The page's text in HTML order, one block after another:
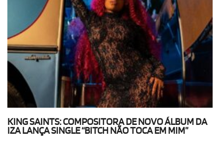
KING SAINTS: COMPOSITORA DE NOVO ÁLBUM DA
IZA LANÇA SINGLE “BITCH NÃO TOCA EM MIM”